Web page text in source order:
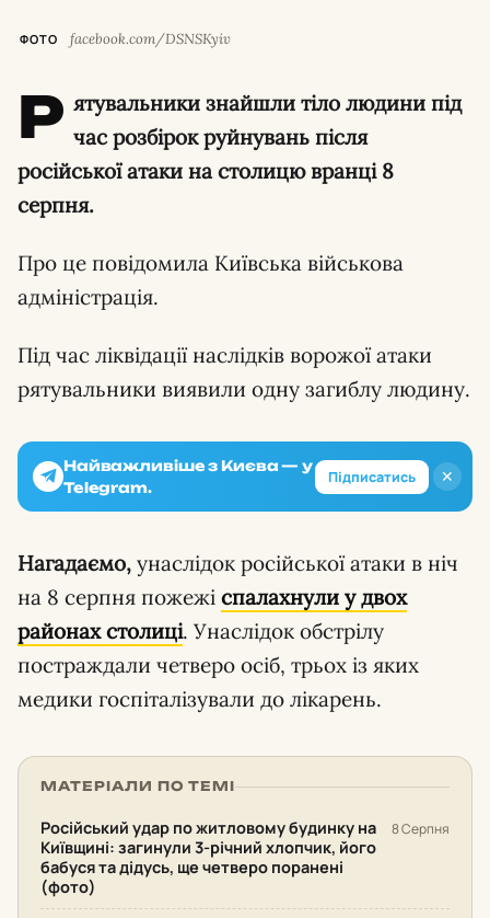
ФОТО facebook.com/DSNSKyiv
Р ятувальники знайшли тіло людини під
час розбірок руйнувань після
російської атаки на столицю вранці 8
серпня.
Про це повідомила Київська військова
адміністрація.
Під час ліквідації наслідків ворожої атаки
рятувальники виявили одну загиблу людину.
✕
Найважливіше з Києва — у
Telegram.
Підписатись
Нагадаємо, унаслідок російської атаки в ніч
на 8 серпня пожежі спалахнули у двох
районах столиці. Унаслідок обстрілу
постраждали четверо осіб, трьох із яких
медики госпіталізували до лікарень.
МАТЕРІАЛИ ПО ТЕМІ
Російський удар по житловому будинку на
Київщині: загинули 3-річний хлопчик, його
бабуся та дідусь, ще четверо поранені
(фото)
8 Серпня